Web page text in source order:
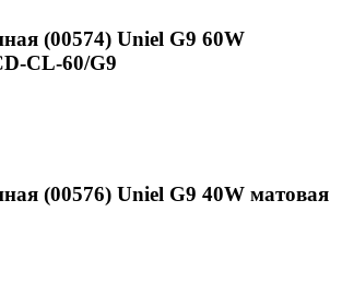
(00574) Uniel G9 60W
CL-60/G9
(00576) Uniel G9 40W матовая